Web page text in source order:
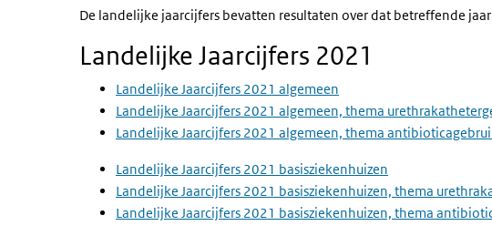
De landelijke jaarcijfers bevatten resultaten over dat betreffende
Landelijke Jaarcijfers 2021
Landelijke Jaarcijfers 2021 algemeen
Landelijke Jaarcijfers 2021 algemeen, thema
Landelijke Jaarcijfers 2021 algemeen, thema
Landelijke Jaarcijfers 2021 basisziekenhuizen
Landelijke Jaarcijfers 2021 basisziekenhuizen, thema
Landelijke Jaarcijfers 2021 basisziekenhuizen, thema